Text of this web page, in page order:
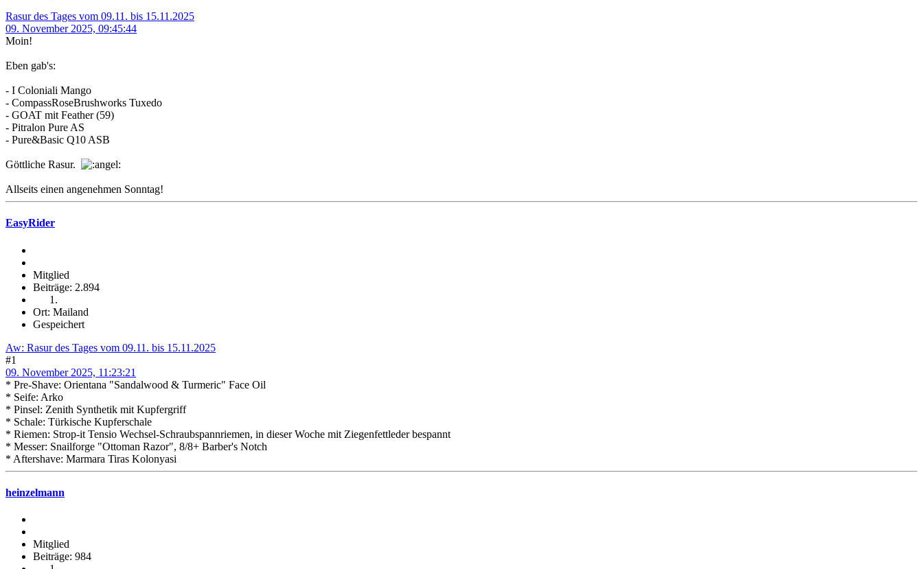
Rasur des Tages vom 09.11. bis 15.11.2025
09. November 2025, 09:45:44
Moin!
Eben gab's:
- I Coloniali Mango
- CompassRoseBrushworks Tuxedo
- GOAT mit Feather (59)
- Pitralon Pure AS
- Pure&Basic Q10 ASB
Göttliche Rasur.
Allseits einen angenehmen Sonntag!
EasyRider
Mitglied
Beiträge: 2.894
Ort: Mailand
Gespeichert
Aw: Rasur des Tages vom 09.11. bis 15.11.2025
#1
09. November 2025, 11:23:21
* Pre-Shave: Orientana "Sandalwood & Turmeric" Face Oil
* Seife: Arko
* Pinsel: Zenith Synthetik mit Kupfergriff
* Schale: Türkische Kupferschale
* Riemen: Strop-it Tensio Wechsel-Schraubspannriemen, in dieser Woche mit Ziegenfettleder bespannt
* Messer: Snailforge "Ottoman Razor", 8/8+ Barber's Notch
* Aftershave: Marmara Tiras Kolonyasi
heinzelmann
Mitglied
Beiträge: 984